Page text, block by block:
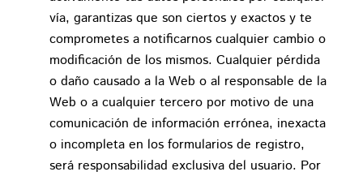
vía, garantizas que son ciertos y exactos y te
comprometes a notificarnos cualquier cambio o
modificación de los mismos. Cualquier pérdida
o daño causado a la Web o al responsable de la
Web o a cualquier tercero por motivo de una
comunicación de información errónea, inexacta
o incompleta en los formularios de registro,
será responsabilidad exclusiva del usuario. Por